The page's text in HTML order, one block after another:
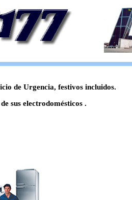
de Urgencia, festivos incluidos.
sus electrodomésticos .